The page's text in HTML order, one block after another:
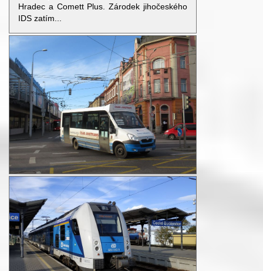
Hradec a Comett Plus. Zárodek jihočeského
IDS zatím...